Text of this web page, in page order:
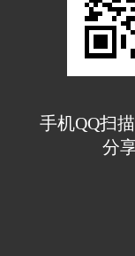
手机QQ扫
分